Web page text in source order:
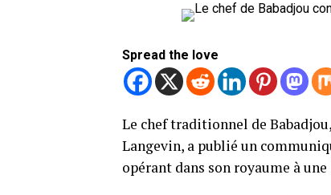
Spread the love
Le chef traditionnel de
Langevin, a publié un
opérant dans son royaume à